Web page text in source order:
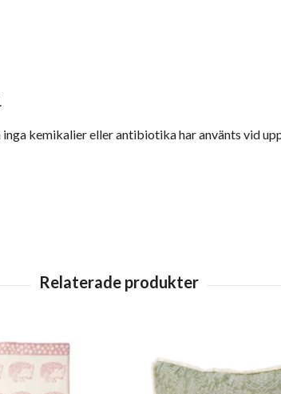
kemikalier eller antibiotika har använts vid